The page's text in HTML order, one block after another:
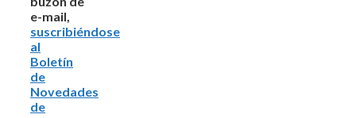
e-mail,
suscribiéndose
al
Boletín
de
Novedades
de